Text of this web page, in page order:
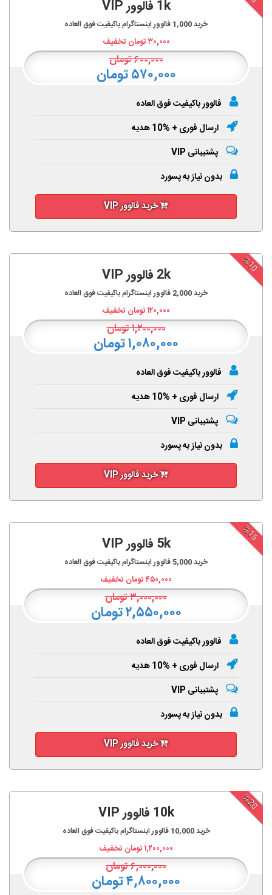
1k فالوور VIP
خرید1,000 فالوور اینستاگرام باکیفیت فوق العاده
۳۰,۰۰۰تومان تخفیف
۶۰۰,۰۰۰تومان
۵۷۰,۰۰۰ تومان
فالوور باکیفیت فوق العاده
ارسال فوری + %10 هدیه
پشتیبانی VIP
بدون نیاز به پسورد
خرید فالوور VIP
%10
2k فالوور VIP
خرید2,000 فالوور اینستاگرام باکیفیت فوق العاده
۱۲۰,۰۰۰تومان تخفیف
۱,۲۰۰,۰۰۰تومان
۱,۰۸۰,۰۰۰ تومان
فالوور باکیفیت فوق العاده
ارسال فوری + %10 هدیه
پشتیبانی VIP
بدون نیاز به پسورد
خرید فالوور VIP
%15
5k فالوور VIP
خرید5,000فالوور اینستاگرام باکیفیت فوق العاده
۴۵۰,۰۰۰تومان تخفیف
۳,۰۰۰,۰۰۰تومان
۲,۵۵۰,۰۰۰ تومان
فالوور باکیفیت فوق العاده
ارسال فوری + %10 هدیه
پشتیبانی VIP
بدون نیاز به پسورد
خرید فالوور VIP
%20
10k فالوور VIP
خرید10,000 فالوور اینستاگرام باکیفیت فوق العاده
۱,۲۰۰,۰۰۰تومان تخفیف
۶,۰۰۰,۰۰۰تومان
۴,۸۰۰,۰۰۰ تومان